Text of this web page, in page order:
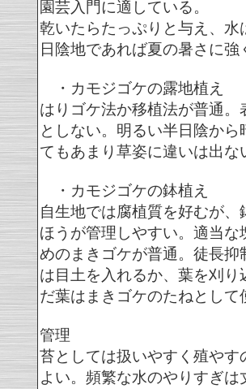
園芸入門に適している。
乾いたらたっぷりと与え、
日陰地であれば夏の暑さに
・カモジゴケの露地植え
はりゴケ法か移植法が普通
としない。明るい半日陰か
てもあまり草姿に違いは出な
・カモジゴケの鉢植え
自生地では腐植質を好むが
ほうが管理しやすい。適当
めのまきゴケが普通。徒長
は目土を入れるか、葉を刈
だ葉はまきゴケのたねとして
管理
苔としては扱いやすく殖や
よい。頻繁な水のやりすぎ